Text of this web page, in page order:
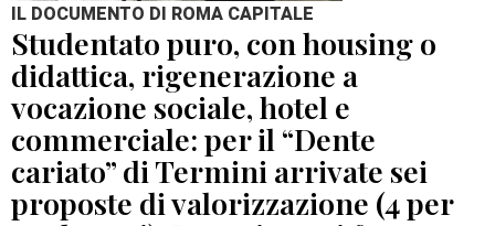
IL DOCUMENTO DI ROMA CAPITALE
Studentato puro, con housing o
didattica, rigenerazione a
vocazione sociale, hotel e
commerciale: per il “Dente
cariato” di Termini arrivate sei
proposte di valorizzazione (4 per